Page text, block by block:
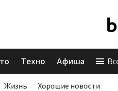
Техно Афиша
Жизнь Хорошие новости